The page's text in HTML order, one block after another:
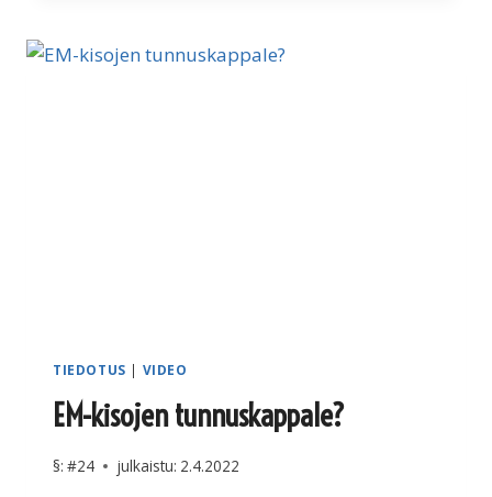
TIEDOTUS | VIDEO
EM-kisojen tunnuskappale?
§: #24 julkaistu: 2.4.2022